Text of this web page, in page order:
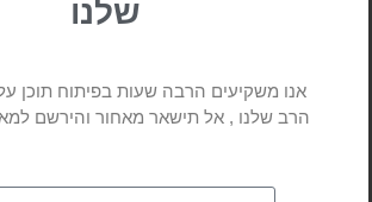
שלנו
אנו משקיעים הרבה שעות בפיתוח תוכן
הרב שלנו , אל תישאר מאחור והירשם